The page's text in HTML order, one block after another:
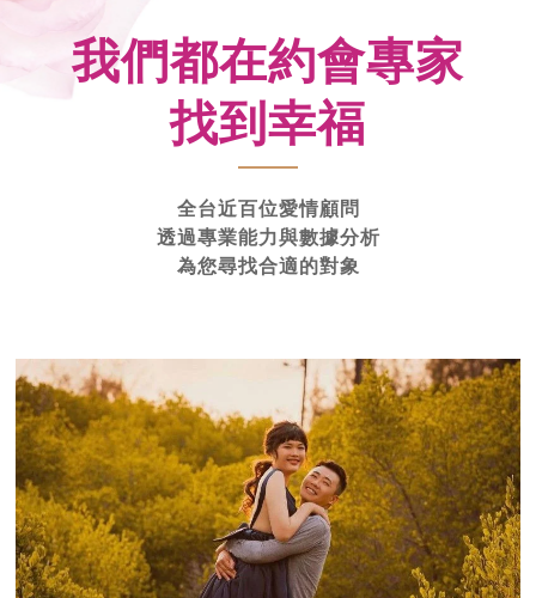
我們都在約會專家
找到幸福
全台近百位愛情顧問
透過專業能力與數據分析
為您尋找合適的對象